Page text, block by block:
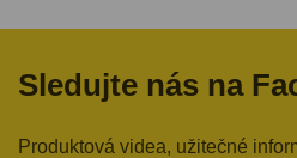
Sledujte nás na
Produktová videa, užitečné